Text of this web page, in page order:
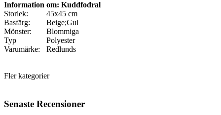
Information om: Kuddfodral
Storlek:
45x45 cm
Basfärg:
Beige;Gul
Mönster:
Blommiga
Typ
Polyester
Varumärke:
Redlunds
Fler kategorier
Senaste Recensioner